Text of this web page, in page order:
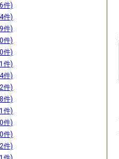
件)
件)
件)
件)
件)
件)
件)
件)
件)
件)
件)
件)
件)